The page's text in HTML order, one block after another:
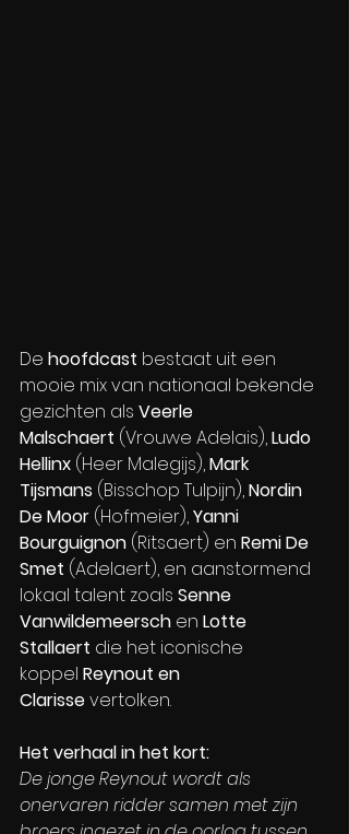
De hoofdcast bestaat uit een
mooie mix van nationaal bekende
gezichten als Veerle
Malschaert (Vrouwe Adelais), Ludo
Hellinx (Heer Malegijs), Mark
Tijsmans (Bisschop Tulpijn), Nordin
De Moor (Hofmeier), Yanni
Bourguignon (Ritsaert) en Remi De
Smet (Adelaert), en aanstormend
lokaal talent zoals Senne
Vanwildemeersch en Lotte
Stallaert die het iconische
koppel Reynout en
Clarisse vertolken.
Het verhaal in het kort:
De jonge Reynout wordt als
onervaren ridder samen met zijn